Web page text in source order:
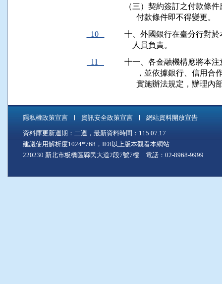
（三）契約簽訂之付款條
      付款條件即不得變更。
10
十、外國銀行在臺分行對
    人員負責。
11
十一、各金融機構應將本
，並依據銀行、信用
實施辦法規定，辦理
隱私權政策宣言 資訊安全政策宣言 網站資料開放宣告
資料庫更新週期：二週，最新資料時間：115.07.17
建議使用解析度1024*768，IE8以上版本觀看本網站
220230 新北市板橋區縣民大道2段7號7樓 電話：02-8968-9999